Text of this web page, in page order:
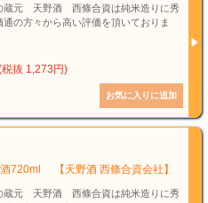
元 天野酒 西條合資は純米造りに秀
の方々から高い評価を頂いておりま
抜 1,273円)
720ml 【天野酒 西條合資会社】
元 天野酒 西條合資は純米造りに秀